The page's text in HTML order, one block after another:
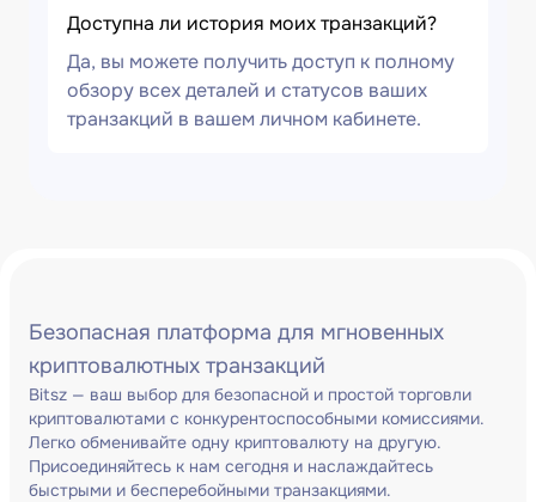
Доступна ли история моих транзакций?
Да, вы можете получить доступ к полному
обзору всех деталей и статусов ваших
транзакций в вашем личном кабинете.
Безопасная платформа для мгновенных
криптовалютных транзакций
Bitsz — ваш выбор для безопасной и простой торговли
криптовалютами с конкурентоспособными комиссиями.
Легко обменивайте одну криптовалюту на другую.
Присоединяйтесь к нам сегодня и наслаждайтесь
быстрыми и бесперебойными транзакциями.